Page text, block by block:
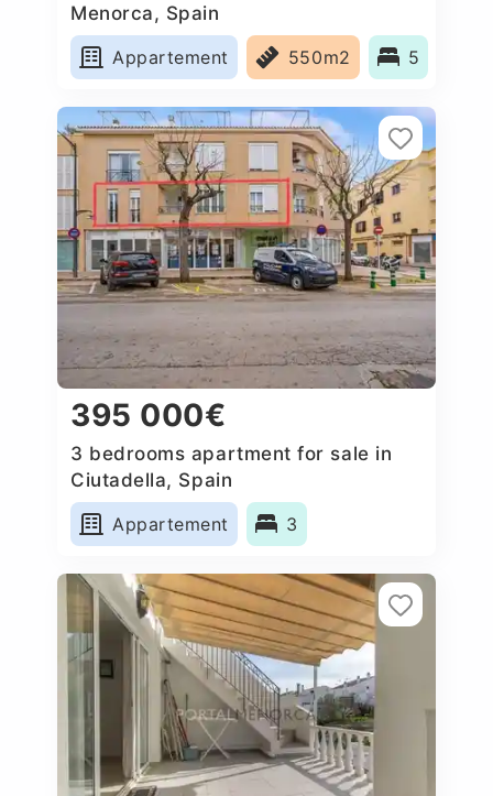
Menorca, Spain
Appartement
550m2 5
395 000€
3 bedrooms apartment for sale in
Ciutadella, Spain
Appartement
3